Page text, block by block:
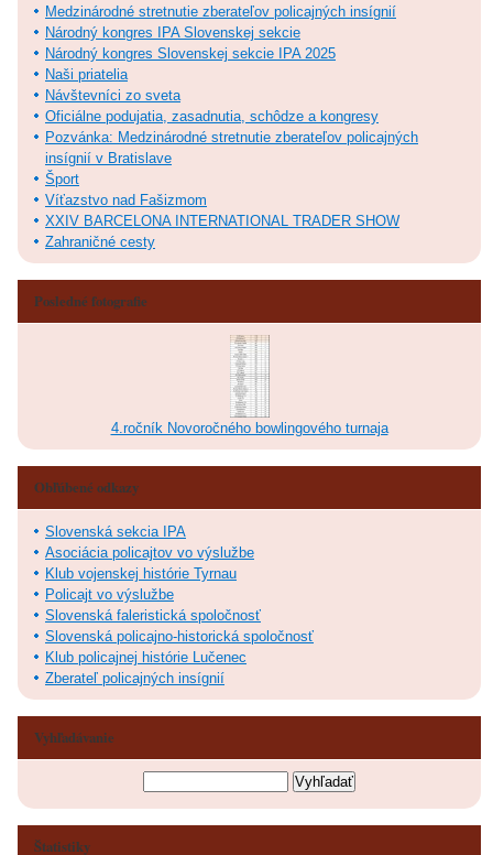
Medzinárodné stretnutie zberateľov policajných insígnií
Národný kongres IPA Slovenskej sekcie
Národný kongres Slovenskej sekcie IPA 2025
Naši priatelia
Návštevníci zo sveta
Oficiálne podujatia, zasadnutia, schôdze a kongresy
Pozvánka: Medzinárodné stretnutie zberateľov policajných
insígnií v Bratislave
Šport
Víťazstvo nad Fašizmom
XXIV BARCELONA INTERNATIONAL TRADER SHOW
Zahraničné cesty
Posledné fotografie
4.ročník Novoročného bowlingového turnaja
Obľúbené odkazy
Slovenská sekcia IPA
Asociácia policajtov vo výslužbe
Klub vojenskej histórie Tyrnau
Policajt vo výslužbe
Slovenská faleristická spoločnosť
Slovenská policajno-historická spoločnosť
Klub policajnej histórie Lučenec
Zberateľ policajných insígnií
Vyhľadávanie
Štatistiky